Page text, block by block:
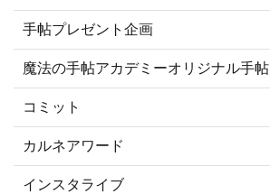
手帖プレゼント企画
魔法の手帖アカデミーオリジナル手帖
コミット
カルネアワード
インスタライブ